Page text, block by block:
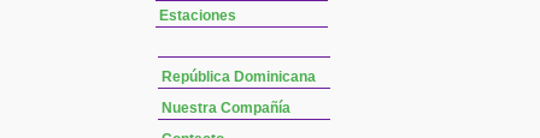
Estaciones
República Dominicana
Nuestra Compañía